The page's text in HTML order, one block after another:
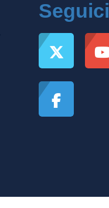
Seguici